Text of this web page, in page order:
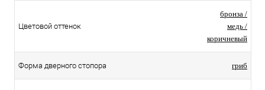
Цветовой оттенок
бронза /
медь /
коричневый
Форма дверного стопора гриб